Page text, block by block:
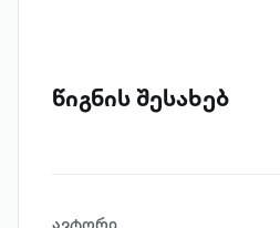
წიგნის შესახებ
ავტორი